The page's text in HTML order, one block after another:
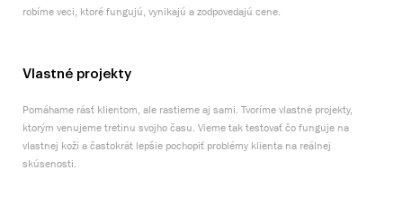
robíme veci, ktoré fungujú, vynikajú a zodpovedajú cene.
Vlastné projekty
Pomáhame rásť klientom, ale rastieme aj sami. Tvoríme vlastné projekty,
ktorým venujeme tretinu svojho času. Vieme tak testovať čo funguje na
vlastnej koži a častokrát lepšie pochopiť problémy klienta na reálnej
skúsenosti.